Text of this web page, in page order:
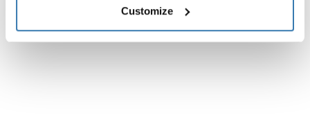
Customize